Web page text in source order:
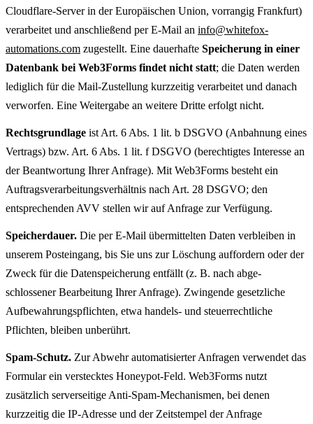
Cloudflare-Server in der Europäischen Union, vorrangig Frankfurt)
verarbeitet und anschließend per E-Mail an info@whitefox-
automations.com zugestellt. Eine dauerhafte Speicherung in einer
Datenbank bei Web3Forms findet nicht statt; die Daten werden
lediglich für die Mail-Zustellung kurzzeitig verarbeitet und danach
verworfen. Eine Weitergabe an weitere Dritte erfolgt nicht.
Rechts­grund­lage ist Art. 6 Abs. 1 lit. b DSGVO (Anbahnung eines
Vertrags) bzw. Art. 6 Abs. 1 lit. f DSGVO (berechtigtes Interesse an
der Beantwortung Ihrer Anfrage). Mit Web3Forms besteht ein
Auftragsverarbeitungs­verhältnis nach Art. 28 DSGVO; den
entsprechenden AVV stellen wir auf Anfrage zur Verfügung.
Speicher­dauer. Die per E-Mail übermittelten Daten verbleiben in
unserem Posteingang, bis Sie uns zur Löschung auffordern oder der
Zweck für die Daten­speicherung entfällt (z. B. nach abge­
schlossener Bearbeitung Ihrer Anfrage). Zwingende gesetzliche
Aufbewahrungs­pflichten, etwa handels- und steuerrechtliche
Pflichten, bleiben unberührt.
Spam-Schutz. Zur Abwehr automatisierter Anfragen verwendet das
Formular ein verstecktes Honeypot-Feld. Web3Forms nutzt
zusätzlich serverseitige Anti-Spam-Mechanismen, bei denen
kurzzeitig die IP-Adresse und der Zeitstempel der Anfrage